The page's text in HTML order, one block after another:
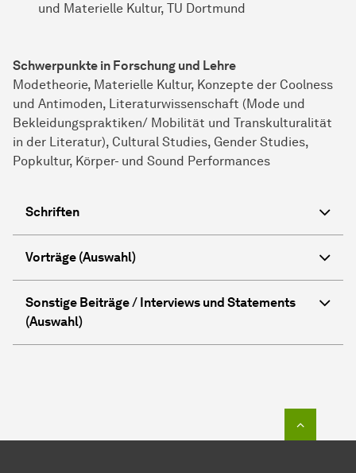
und Materielle Kultur, TU Dortmund
Schwerpunkte in Forschung und Lehre
Modetheorie, Materielle Kultur, Konzepte der Coolness
und Antimoden, Literaturwissenschaft (Mode und
Bekleidungspraktiken/ Mobilität und Transkulturalität
in der Literatur), Cultural Studies, Gender Studies,
Popkultur, Körper- und Sound Performances
Schriften
Vorträge (Auswahl)
Sonstige Beiträge / Interviews und Statements
(Auswahl)